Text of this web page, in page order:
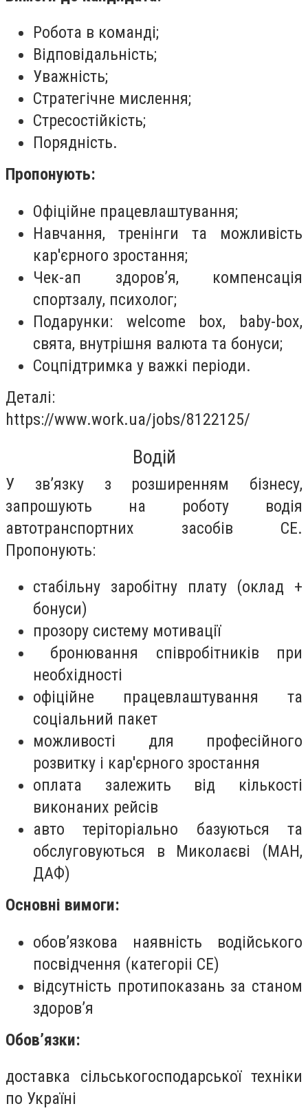
Робота в команді;
Відповідальність;
Уважність;
Стратегічне мислення;
Стресостійкість;
Порядність.
Пропонують:
Офіційне працевлаштування;
Навчання, тренінги та можливість
кар'єрного зростання;
Чек-ап здоров’я, компенсація
спортзалу, психолог;
Подарунки: welcome box, baby-box,
свята, внутрішня валюта та бонуси;
Соцпідтримка у важкі періоди.
Деталі:
https://www.work.ua/jobs/8122125/
Водій
У зв’язку з розширенням бізнесу,
запрошують на роботу водія
автотранспортних засобів СЕ.
Пропонують:
стабільну заробітну плату (оклад +
бонуси)
прозору систему мотивації
бронювання співробітників при
необхідності
офіційне працевлаштування та
соціальний пакет
можливості для професійного
розвитку і кар'єрного зростання
оплата залежить від кількості
виконаних рейсів
авто теріторіально базуються та
обслуговуються в Миколаєві (МАН,
ДАФ)
Основні вимоги:
обов’язкова наявність водійського
посвідчення (категоріі СЕ)
відсутність протипоказань за станом
здоров’я
Обов’язки:
доставка сільськогосподарської техніки
по Україні